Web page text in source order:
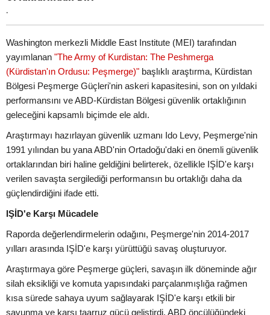
.
Washington merkezli Middle East Institute (MEI) tarafından
yayımlanan "The Army of Kurdistan: The Peshmerga
(Kürdistan'ın Ordusu: Peşmerge)" başlıklı araştırma, Kürdistan
Bölgesi Peşmerge Güçleri'nin askeri kapasitesini, son on yıldaki
performansını ve ABD-Kürdistan Bölgesi güvenlik ortaklığının
geleceğini kapsamlı biçimde ele aldı.
Araştırmayı hazırlayan güvenlik uzmanı Ido Levy, Peşmerge'nin
1991 yılından bu yana ABD'nin Ortadoğu'daki en önemli güvenlik
ortaklarından biri haline geldiğini belirterek, özellikle IŞİD'e karşı
verilen savaşta sergilediği performansın bu ortaklığı daha da
güçlendirdiğini ifade etti.
IŞİD'e Karşı Mücadele
Raporda değerlendirmelerin odağını, Peşmerge'nin 2014-2017
yılları arasında IŞİD'e karşı yürüttüğü savaş oluşturuyor.
Araştırmaya göre Peşmerge güçleri, savaşın ilk döneminde ağır
silah eksikliği ve komuta yapısındaki parçalanmışlığa rağmen
kısa sürede sahaya uyum sağlayarak IŞİD'e karşı etkili bir
savunma ve karşı taarruz gücü geliştirdi. ABD öncülüğündeki